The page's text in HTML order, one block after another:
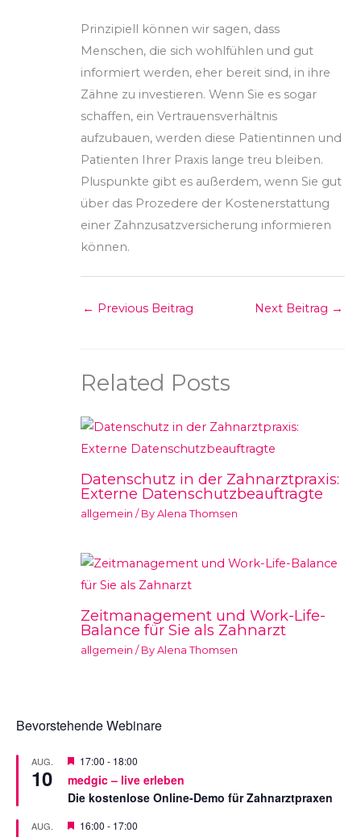
Prinzipiell können wir sagen, dass
Menschen, die sich wohlfühlen und gut
informiert werden, eher bereit sind, in ihre
Zähne zu investieren. Wenn Sie es sogar
schaffen, ein Vertrauensverhältnis
aufzubauen, werden diese Patientinnen und
Patienten Ihrer Praxis lange treu bleiben.
Pluspunkte gibt es außerdem, wenn Sie gut
über das Prozedere der Kostenerstattung
einer Zahnzusatzversicherung informieren
können.
← Previous Beitrag Next Beitrag →
Related Posts
Datenschutz in der Zahnarztpraxis:
Externe Datenschutzbeauftragte
allgemein / By Alena Thomsen
Zeitmanagement und Work-Life-
Balance für Sie als Zahnarzt
allgemein / By Alena Thomsen
Bevorstehende Webinare
AUG.
10
V
r
g
s
17:00 - 18:00
medgic – live erleben
Die kostenlose Online-Demo für Zahnarztpraxen
AUG.
V16:00 - 17:00